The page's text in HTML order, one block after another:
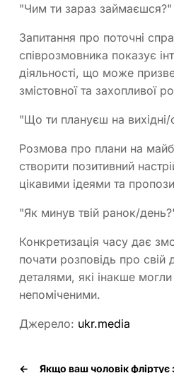
"Чим ти зараз займаєшся?"
Запитання про поточні
співрозмовника показує
діяльності, що може
змістовної та захопливої
"Що ти плануєш на вихідні/
Розмова про плани на
створити позитивний
цікавими ідеями та
"Як минув твій ранок/
Конкретизація часу дає
почати розповідь про свій
деталями, які інакше
непоміченими.
Джерело: ukr.media
←
Якщо ваш чоловік